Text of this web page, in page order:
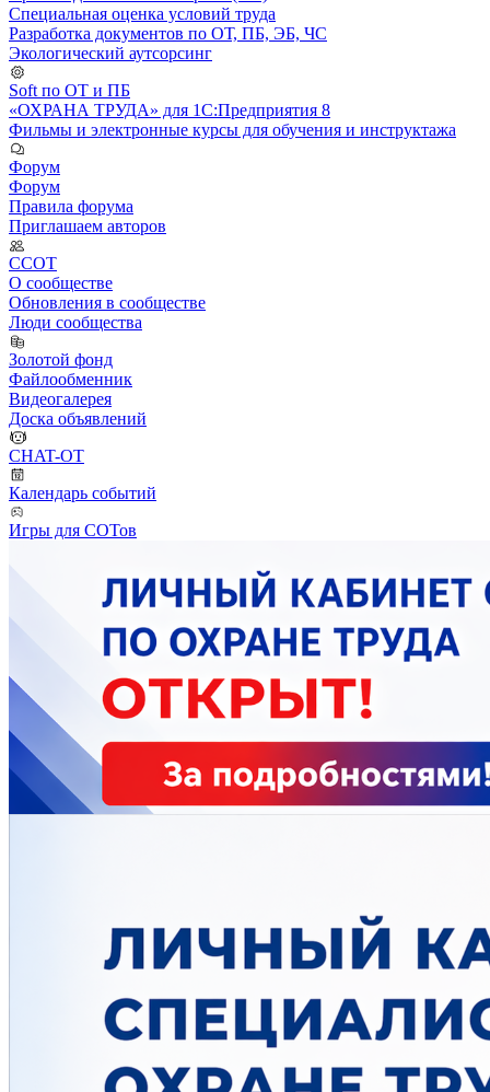
Специальная оценка условий труда
Разработка документов по ОТ, ПБ, ЭБ, ЧС
Экологический аутсорсинг
Soft по ОТ и ПБ
«ОХРАНА ТРУДА» для 1С:Предприятия 8
Фильмы и электронные курсы для обучения и инструктажа
Форум
Форум
Правила форума
Приглашаем авторов
ССОТ
О сообществе
Обновления в сообществе
Люди сообщества
Золотой фонд
Файлообменник
Видеогалерея
Доска объявлений
CHAT-OT
Календарь событий
Игры для СОТов